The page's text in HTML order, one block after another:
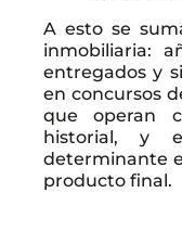
A esto se
inmobiliaria:
entregados y
en concursos
que operan
historial, y
determinante
producto final.